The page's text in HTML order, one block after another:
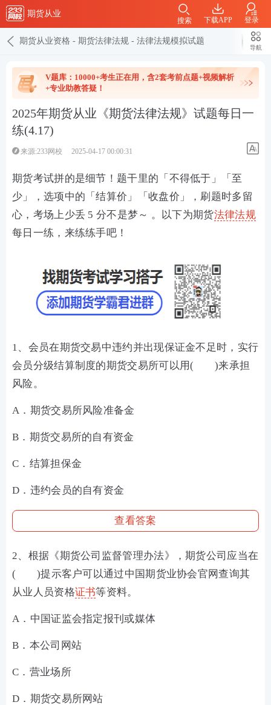
期货从业
下载APP 登录
搜索
期货从业资格 - 期货法律法规 - 法律法规模拟试题
导航
V题库：10000+考生正在用，含2套考前点题+视频解析
+专业助教答疑！
2025年期货从业《期货法律法规》试题每日一
练(4.17)
来源:233网校 2025-04-17 00:00:31
期货考试拼的是细节！题干里的「不得低于」「至
少」，选项中的「结算价」「收盘价」，刷题时多留
心，考场上少丢 5 分不是梦～ 。以下为期货法律法规
每日一练，来练练手吧！
1、会员在期货交易中违约并出现保证金不足时，实行
会员分级结算制度的期货交易所可以用( )来承担
风险。
A．期货交易所风险准备金
B．期货交易所的自有资金
C．结算担保金
D．违约会员的自有资金
查看答案
2、根据《期货公司监督管理办法》，期货公司应当在
( )提示客户可以通过中国期货业协会官网查询其
从业人员资格证书等资料。
A．中国证监会指定报刊或媒体
B．本公司网站
C．营业场所
D．期货交易所网站